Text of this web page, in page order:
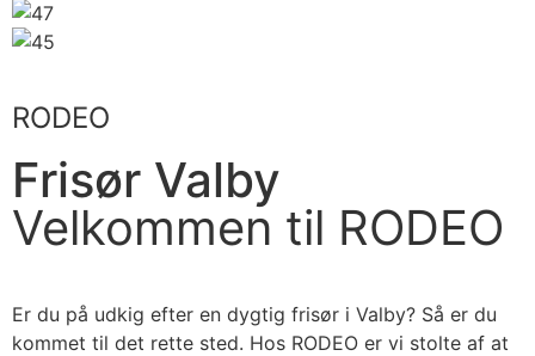
RODEO
Frisør Valby
Velkommen til RODEO
Er du på udkig efter en dygtig frisør i Valby? Så er du
kommet til det rette sted. Hos RODEO er vi stolte af at